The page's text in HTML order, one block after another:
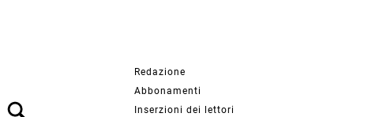
Redazione
Abbonamenti
Inserzioni dei lettori